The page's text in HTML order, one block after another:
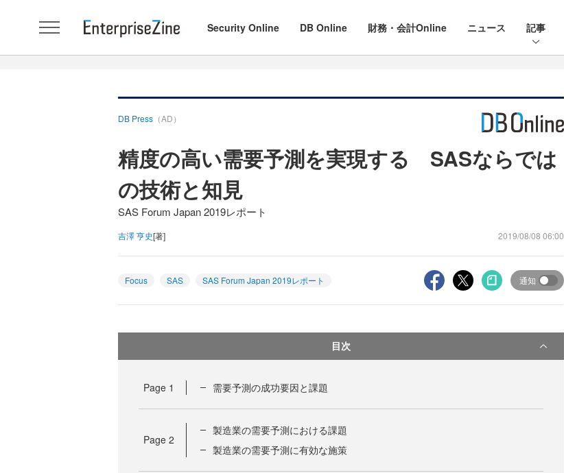
Security Online DB Online 財務・会計Online ニュース 記事
DB Press （AD）
精度の高い需要予測を実現する SASならでは
の技術と知見
SAS Forum Japan 2019レポート
吉澤 亨史[著] 2019/08/08 06:00
Focus SAS SAS Forum Japan 2019レポート 通知
目次
Page 1 需要予測の成功要因と課題
Page 2
製造業の需要予測における課題
製造業の需要予測に有効な施策